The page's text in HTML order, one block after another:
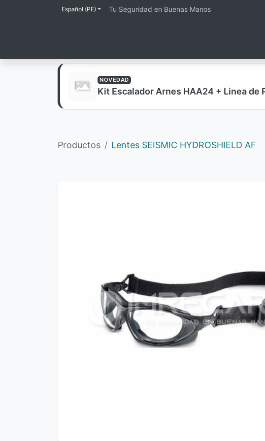
Español (PE) Tu Seguridad en Buenas Manos
NOVEDAD
Kit Escalador Arnes HAA24 + Linea
Productos Lentes SEISMIC HYDROSHIELD AF